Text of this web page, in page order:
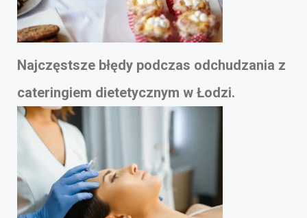
Najczęstsze błędy podczas odchudzania z
cateringiem dietetycznym w Łodzi.